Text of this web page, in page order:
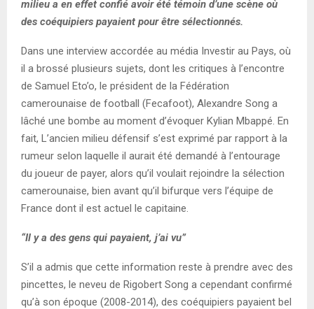
milieu a en effet confié avoir été témoin d’une scène où
des coéquipiers payaient pour être sélectionnés.
Dans une interview accordée au média Investir au Pays, où
il a brossé plusieurs sujets, dont les critiques à l’encontre
de Samuel Eto’o, le président de la Fédération
camerounaise de football (Fecafoot), Alexandre Song a
lâché une bombe au moment d’évoquer Kylian Mbappé. En
fait, L’ancien milieu défensif s’est exprimé par rapport à la
rumeur selon laquelle il aurait été demandé à l’entourage
du joueur de payer, alors qu’il voulait rejoindre la sélection
camerounaise, bien avant qu’il bifurque vers l’équipe de
France dont il est actuel le capitaine.
“Il y a des gens qui payaient, j’ai vu”
S’il a admis que cette information reste à prendre avec des
pincettes, le neveu de Rigobert Song a cependant confirmé
qu’à son époque (2008-2014), des coéquipiers payaient bel